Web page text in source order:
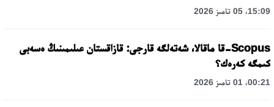
15:09، 05 تامىز 2026
Scopus-قا ماقالا، شەتەلگە قارجى: قازاقستان عىلىمىنىڭ ەسەبى
كىمگە كەرەك؟
00:21، 01 تامىز 2026